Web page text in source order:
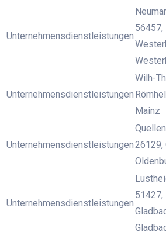
Unternehmensdienstleistungen
56457,
Unternehmensdienstleistungen
Wilh-
Mainz
Unternehmensdienstleistungen26129,
Unternehmensdienstleistungen
51427,